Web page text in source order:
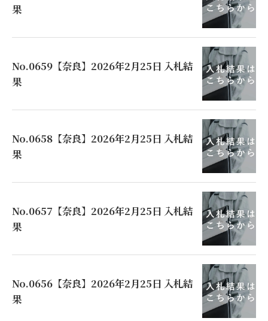
果
No.0659【奈良】2026年2月25日 入札結
果
No.0658【奈良】2026年2月25日 入札結
果
No.0657【奈良】2026年2月25日 入札結
果
No.0656【奈良】2026年2月25日 入札結
果